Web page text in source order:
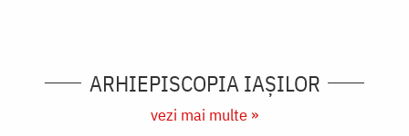
ARHIEPISCOPIA IAŞILOR
vezi mai multe »